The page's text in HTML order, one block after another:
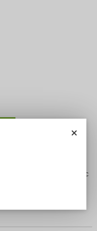
с подъемом 0 мм и
клинообразная +5° с
×